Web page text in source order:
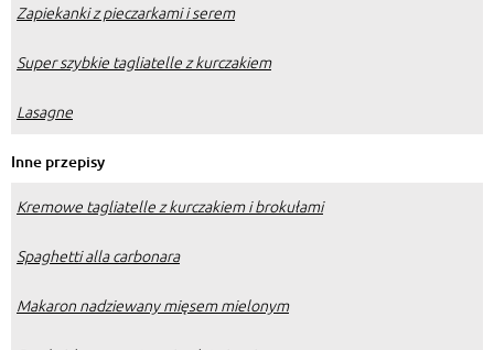
Zapiekanki z pieczarkami i serem
Super szybkie tagliatelle z kurczakiem
Lasagne
Inne przepisy
Kremowe tagliatelle z kurczakiem i brokułami
Spaghetti alla carbonara
Makaron nadziewany mięsem mielonym